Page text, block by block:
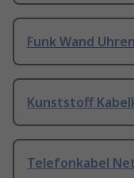
Funk Wand Uhren
Kunststoff
Telefonkabel